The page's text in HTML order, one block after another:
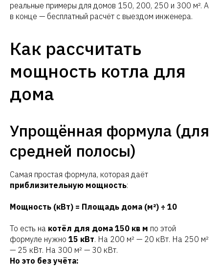
реальные примеры для домов 150, 200, 250 и 300 м². А
в конце — бесплатный расчёт с выездом инженера.
Как рассчитать
мощность котла для
дома
Упрощённая формула (для
средней полосы)
Самая простая формула, которая даёт
приблизительную мощность:
Мощность (кВт) = Площадь дома (м²) ÷ 10
То есть на котёл для дома 150 кв м по этой
формуле нужно 15 кВт. На 200 м² — 20 кВт. На 250 м²
— 25 кВт. На 300 м² — 30 кВт.
Но это без учёта: